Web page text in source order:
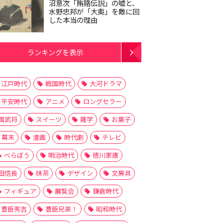
沼意次「賄賂伝説」の嘘と、
水野忠邦が「大奥」を敵に回
した本当の理由
ランキングを表示
江戸時代 戦国時代
大河ドラマ
平安時代
アニメ
ロングセラー
武将
スイーツ 雑学
お菓子
幕末
漫画 時代劇
テレビ
べらぼう
明治時代
徳川家康
信長
抹茶 デザイン
文房具
フィギュア
展覧会
鎌倉時代
豊臣秀吉
豊臣兄弟！
昭和時代